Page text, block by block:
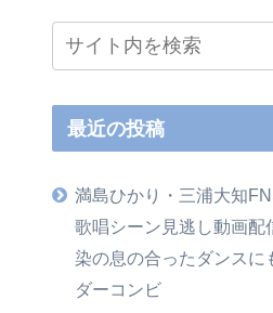
最近の投稿
満島ひかり・三浦大知
歌唱シーン見逃し動画配
染の息の合ったダンスに
ダーコンビ